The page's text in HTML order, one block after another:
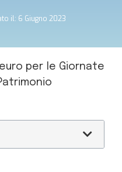
il: 6 Giugno 2023
euro per le Giornate